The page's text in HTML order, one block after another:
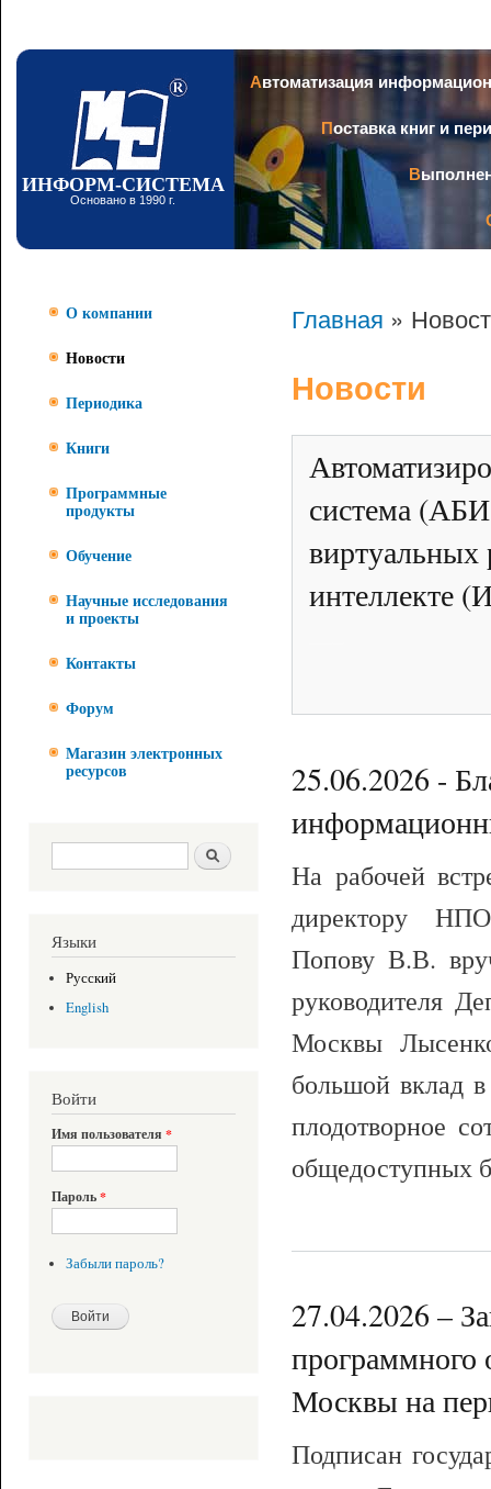
ИНФОРМ-СИСТЕМА
Основано в 1990 г.
Автоматизация
Поставка книг и
О компании
Новости
Периодика
Книги
Программные
продукты
Обучение
Научные исследования
и проекты
Контакты
Форум
Магазин электронных
ресурсов
Форма поиска Поиск
Языки
Русский
English
Войти
Имя пользователя *
Пароль*
Забыли пароль?
Главная »
Новости
система
виртуальных
интеллекте
25.06.2026 -
На рабочей
директору
Попову В.В.
руководителя
Москвы
большой вклад
плодотворное
общедоступных
27.04.2026 –
Москвы на
Подписан